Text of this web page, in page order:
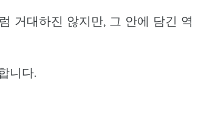
거대하진 않지만, 그 안에 담긴 역
니다.